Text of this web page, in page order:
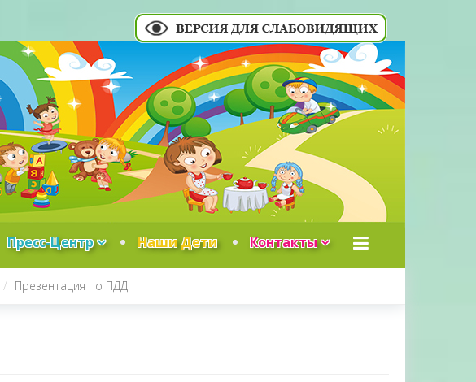
Пресс-Центр Наши Дети Контакты
Презентация по ПДД